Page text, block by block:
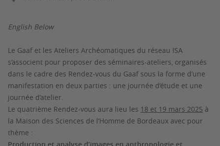
English Below
Le Gaaf et les Ateliers Archéomatiques du réseau ISA
s’associent pour proposer des séminaires-ateliers, organisés
dans le cadre des Rendez-vous du Gaaf sous la forme d’une
manifestation en deux parties : une journée d’étude et une
journée d’atelier.
Le quatrième Rendez-vous aura lieu les 18 et 19 mars 2025 à
la Maison des Sciences de l’Homme de Bordeaux avec pour
thème :